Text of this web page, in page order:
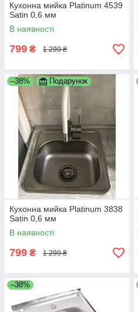
Кухонна мийка Platinum 4539
Satin 0,6 мм
В наявності
799 ₴ 1 299 ₴
–38% Подарунок
Кухонна мийка Platinum 3838
Satin 0,6 мм
В наявності
799 ₴ 1 299 ₴
–38%